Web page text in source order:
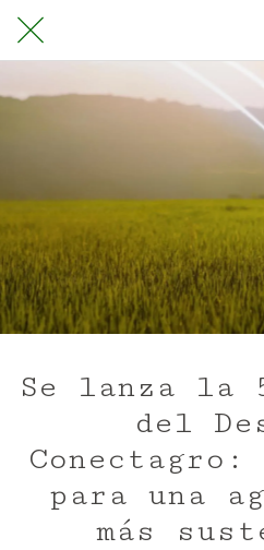
Se lanza la
del
Conectagro:
para una
más